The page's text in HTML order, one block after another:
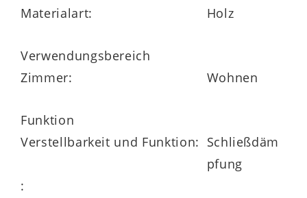
Materialart:
Holz
Verwendungsbereich
Zimmer:
Wohnen
Funktion
Verstellbarkeit und Funktion: Schließdäm
pfung
: